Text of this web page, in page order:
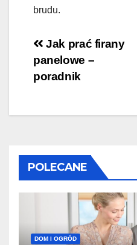
brudu.
Nawigacja
wpisu
Jak prać firany
panelowe –
poradnik
POLECANE
DOM I OGRÓD